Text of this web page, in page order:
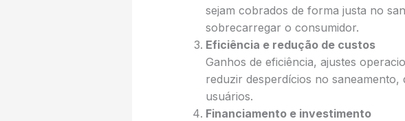
sejam cobrados de forma justa no
sobrecarregar o consumidor.
Eficiência e redução de custos
Ganhos de eficiência, ajustes
reduzir desperdícios no
usuários.
Financiamento e investimento